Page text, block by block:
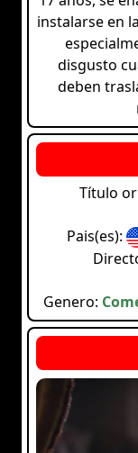
instalarse en
disgusto
deben
Título
Pais(es):
Genero: